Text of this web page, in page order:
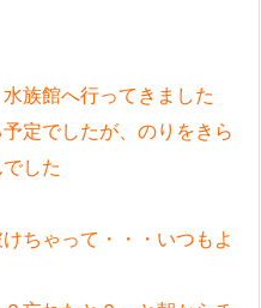
族館へ行ってきました
定でしたが、のりをきら
した
ちゃって・・・いつもよ